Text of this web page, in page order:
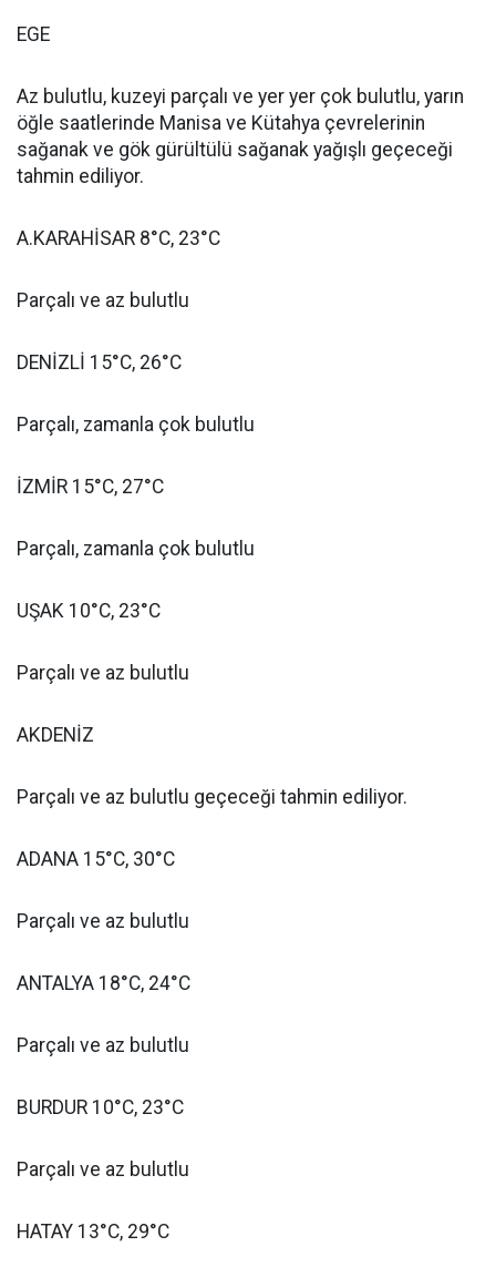
EGE
Az bulutlu, kuzeyi parçalı ve yer yer çok bulutlu, yarın
öğle saatlerinde Manisa ve Kütahya çevrelerinin
sağanak ve gök gürültülü sağanak yağışlı geçeceği
tahmin ediliyor.
A.KARAHİSAR 8°C, 23°C
Parçalı ve az bulutlu
DENİZLİ 15°C, 26°C
Parçalı, zamanla çok bulutlu
İZMİR 15°C, 27°C
Parçalı, zamanla çok bulutlu
UŞAK 10°C, 23°C
Parçalı ve az bulutlu
AKDENİZ
Parçalı ve az bulutlu geçeceği tahmin ediliyor.
ADANA 15°C, 30°C
Parçalı ve az bulutlu
ANTALYA 18°C, 24°C
Parçalı ve az bulutlu
BURDUR 10°C, 23°C
Parçalı ve az bulutlu
HATAY 13°C, 29°C